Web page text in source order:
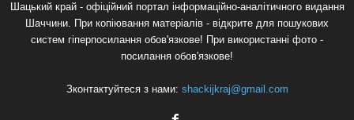
Шацький край - офіційний портал інформаційно-аналітичного видання
Шаччини. При копіювання матеріалів - відкрите для пошукових
систем гіперпосилання обов'язкове! При використанні фото -
посилання обов'язкове!
Зконтактуйтеся з нами: shackijkraj@gmail.com